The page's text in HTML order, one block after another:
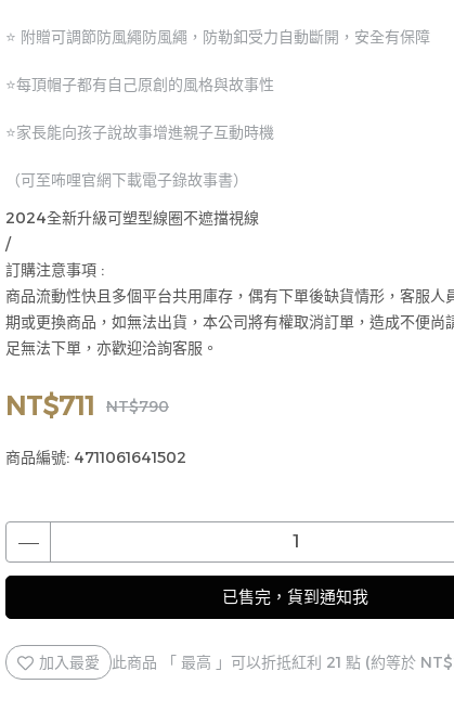
⭐ 附贈可調節防風繩防風繩，防勒釦受力自動斷開，安全有保障
⭐每頂帽子都有自己原創的風格與故事性
⭐家長能向孩子說故事增進親子互動時機
（可至咘哩官網下載電子錄故事書）
2024全新升級可塑型線圈不遮擋視線
/
訂購注意事項 :
商品流動性快且多個平台共用庫存，偶有下單後缺貨情形，客服人
期或更換商品，如無法出貨，本公司將有權取消訂單，造成不便尚
足無法下單，亦歡迎洽詢客服。
NT$711 NT$790
商品編號: 4711061641502
已售完，貨到通知我
加入最愛 此商品 「 最高 」可以折抵紅利 21 點 (約等於